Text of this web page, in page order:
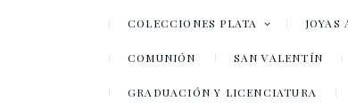
COLECCIONES PLATA JOYAS
COMUNIÓN SAN VALENTÍN
GRADUACIÓN Y LICENCIATURA